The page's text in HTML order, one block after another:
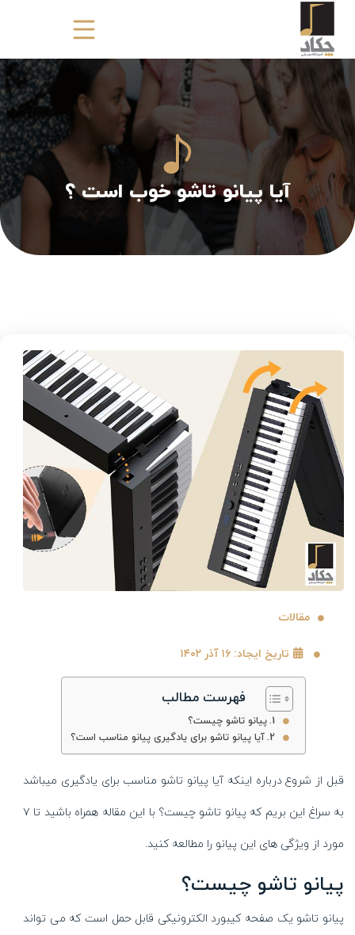
آیا پیانو تاشو خوب است ؟
مقالات
تاریخ ایجاد: ۱۶ آذر ۱۴۰۲
فهرست مطالب
پیانو تاشو چیست؟
آیا پیانو تاشو برای یادگیری پیانو مناسب است؟
قبل از شروع درباره اینکه آیا پیانو تاشو مناسب برای یادگیری میباشد
به سراغ این بریم که پیانو تاشو چیست؟ با این مقاله همراه باشید تا ۷
مورد از ویژگی های این پیانو را مطالعه کنید.
پیانو تاشو چیست؟
پیانو تاشو یک صفحه کیبورد الکترونیکی قابل حمل است که می تواند